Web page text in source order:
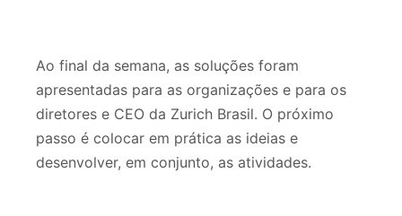
Ao final da semana, as soluções foram
apresentadas para as organizações e para os
diretores e CEO da Zurich Brasil. O próximo
passo é colocar em prática as ideias e
desenvolver, em conjunto, as atividades.